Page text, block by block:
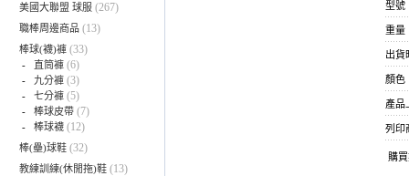
美國大聯盟 球服 (267)
職棒周邊商品 (13)
棒球(襪)褲 (33)
- 直筒褲 (6)
- 九分褲 (3)
- 七分褲 (5)
- 棒球皮帶 (7)
- 棒球襪 (12)
棒(壘)球鞋 (32)
教練訓練(休閒拖)鞋 (13)
型號
重量
出貨
顏色
產品
列印
購